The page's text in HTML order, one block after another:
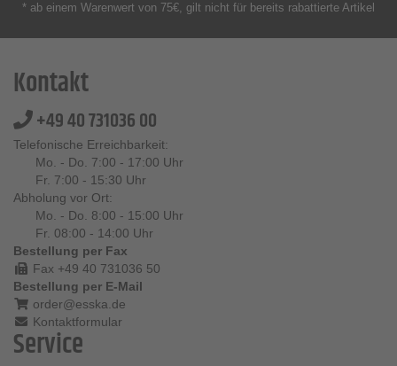
* ab einem Warenwert von 75€, gilt nicht für bereits rabattierte Artikel
Kontakt
+49 40 731036 00
Telefonische Erreichbarkeit:
Mo. - Do. 7:00 - 17:00 Uhr
Fr. 7:00 - 15:30 Uhr
Abholung vor Ort:
Mo. - Do. 8:00 - 15:00 Uhr
Fr. 08:00 - 14:00 Uhr
Bestellung per Fax
Fax +49 40 731036 50
Bestellung per E-Mail
order@esska.de
Kontaktformular
Service